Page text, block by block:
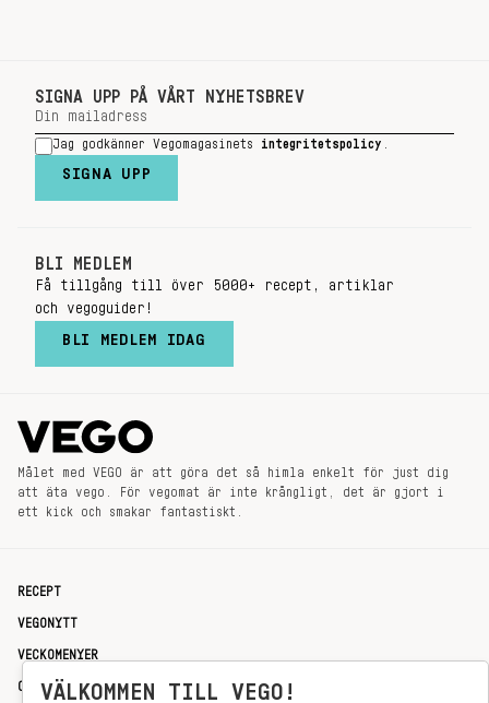
SIGNA UPP PÅ VÅRT NYHETSBREV
Jag godkänner Vegomagasinets integritetspolicy
SIGNA UPP
BLI MEDLEM
Få tillgång till över 5000+ recept, artiklar
och vegoguider!
BLI MEDLEM IDAG
Målet med VEGO är att göra det så himla enkelt för just dig
att äta vego. För vegomat är inte krångligt, det är gjort i
ett kick och smakar fantastiskt.
RECEPT
VEGONYTT
VECKOMENYER
OM OSSVÄLKOMMEN TILL VEGO!